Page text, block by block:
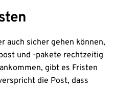
auch sicher gehen können,
und -pakete rechtzeitig
gibt es Fristen
die Post, dass